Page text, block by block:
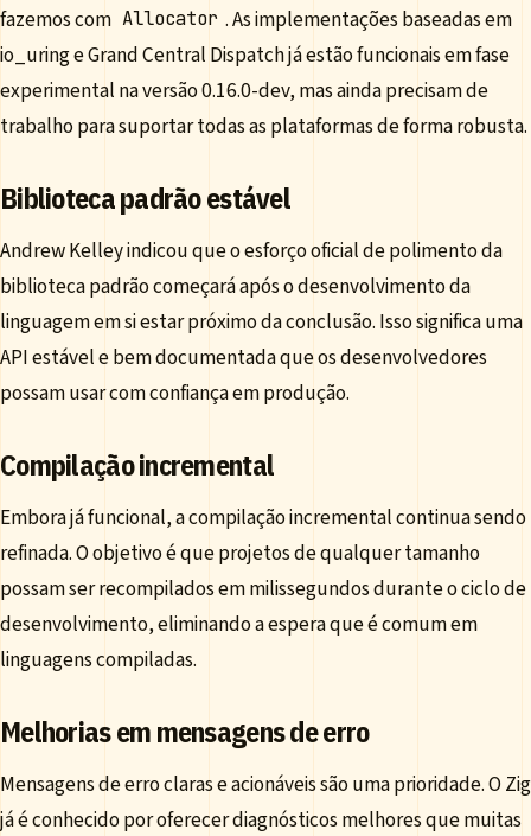
fazemos com Allocator . As implementações baseadas em
io_uring e Grand Central Dispatch já estão funcionais em fase
experimental na versão 0.16.0-dev, mas ainda precisam de
trabalho para suportar todas as plataformas de forma robusta.
Biblioteca padrão estável
Andrew Kelley indicou que o esforço oficial de polimento da
biblioteca padrão começará após o desenvolvimento da
linguagem em si estar próximo da conclusão. Isso significa uma
API estável e bem documentada que os desenvolvedores
possam usar com confiança em produção.
Compilação incremental
Embora já funcional, a compilação incremental continua sendo
refinada. O objetivo é que projetos de qualquer tamanho
possam ser recompilados em milissegundos durante o ciclo de
desenvolvimento, eliminando a espera que é comum em
linguagens compiladas.
Melhorias em mensagens de erro
Mensagens de erro claras e acionáveis são uma prioridade. O Zig
já é conhecido por oferecer diagnósticos melhores que muitas